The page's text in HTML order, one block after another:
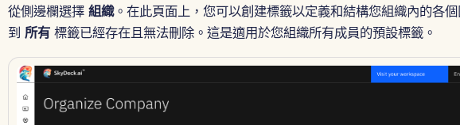
從側邊欄選擇 組織。在此頁面上，您可以創建標籤以定義和結構您組織內的各
到 所有 標籤已經存在且無法刪除。這是適用於您組織所有成員的預設標籤。